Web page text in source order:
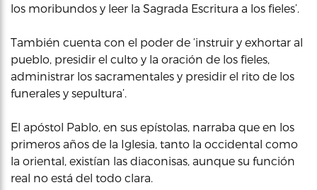
los moribundos y leer la Sagrada Escritura a los fieles’.
También cuenta con el poder de ‘instruir y exhortar al
pueblo, presidir el culto y la oración de los fieles,
administrar los sacramentales y presidir el rito de los
funerales y sepultura’.
El apóstol Pablo, en sus epístolas, narraba que en los
primeros años de la Iglesia, tanto la occidental como
la oriental, existían las diaconisas, aunque su función
real no está del todo clara.